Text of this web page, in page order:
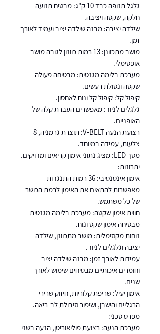
גלגל תנופה כבד 10 ק"ג: מבטיח תנועה
חלקה, שקטה ויציבה.
שילדה יציבה: מבנה שילדה יציב ועמיד לאורך
זמן.
מושב מתכוונן: 13 רמות כוונון לגובה מושב
אופטימלי.
מערכת בלימה מגנטית: מבטיחה פעולה
שקטה ונטולת רעשים.
קיפול קל: קיפול קל ונוח לאחסון.
גלגלים לניוד: מאפשרים העברת קלה של
האופניים.
רצועת הנעה V-BELT: תוצרת גרמניה, 8
צלעות, עמידה במיוחד.
מסך LED: מציג נתוני אימון קריאים ומדויקים.
יתרונות:
אימון אינטנסיבי: 36 רמות התנגדות
מאפשרות להתאים את האימון לרמת הכושר
של כל משתמש.
חווית אימון שקטה: מערכת בלימה מגנטית
מבטיחה אימון שקט ונוח.
נוחות מקסימלית: מושב מתכוונן, שילדה
יציבה וגלגלים לניוד.
עמידות לאורך זמן: מבנה שילדה יציב
וחומרים איכותיים מבטיחים שימוש לאורך
שנים.
אימון יעיל: שריפת קלוריות, חיזוק שרירי
הרגליים והישבן, ושיפור סיבולת לב-ריאה.
מפרט טכני:
מערכת הנעה: רצועת פוליאוריטן, הנעה בשני